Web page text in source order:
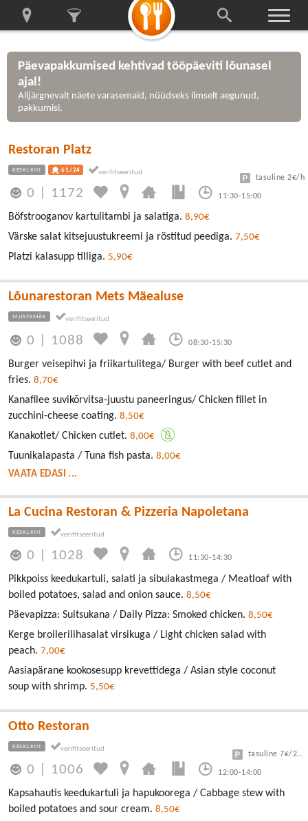
Päevapakkumised kehtivad tööpäeviti lõunasel
ajal!
Alljärgnevalt näete varasemaid, nüüdseks ilmselt aegunud,
pakkumisi.
Restoran Platz
KESKLINN 61/24
0 1172 11:30-15:00
tasuline 2€/h
Böfstrooganov kartulitambi ja salatiga. 8,90€
Värske salat kitsejuustukreemi ja röstitud peediga. 7,50€
Platzi kalasupp tilliga. 5,90€
Lõunarestoran Mets Mäealuse
MUSTAMÄE
0 1088 08:30-15:30
Burger veisepihvi ja friikartulitega/ Burger with beef cutlet and
fries. 8,70€
Kanafilee suvikõrvitsa-juustu paneeringus/ Chicken fillet in
zucchini-cheese coating. 8,50€
Kanakotlet/ Chicken cutlet. 8,00€
Tuunikalapasta / Tuna fish pasta. 8,00€
VAATA EDASI ...
La Cucina Restoran & Pizzeria Napoletana
KESKLINN
0 1028 11:30-14:30
Pikkpoiss keedukartuli, salati ja sibulakastmega / Meatloaf with
boiled potatoes, salad and onion sauce. 8,50€
Päevapizza: Suitsukana / Daily Pizza: Smoked chicken. 8,50€
Kerge broilerilihasalat virsikuga / Light chicken salad with
peach. 7,00€
Aasiapärane kookosesupp krevettidega / Asian style coconut
soup with shrimp. 5,50€
Otto Restoran
KESKLINN
0 1006 12:00-14:00
tasuline 7€/24h
Kapsahautis keedukartuli ja hapukoorega / Cabbage stew with
boiled potatoes and sour cream. 8,50€